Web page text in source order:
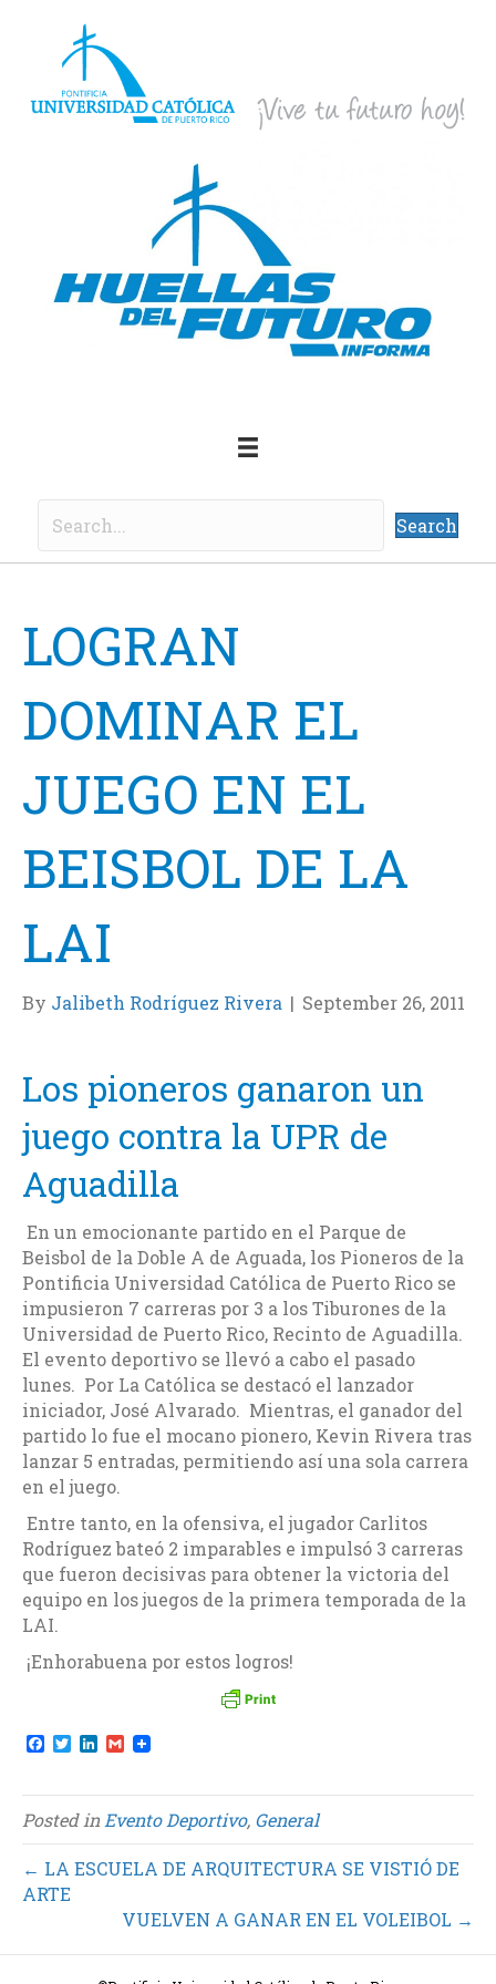
Search
LOGRAN
DOMINAR EL
JUEGO EN EL
BEISBOL DE LA
LAI
By Jalibeth Rodríguez Rivera | September 26, 2011
Los pioneros ganaron un
juego contra la UPR de
Aguadilla
En un emocionante partido en el Parque de
Beisbol de la Doble A de Aguada, los Pioneros de la
Pontificia Universidad Católica de Puerto Rico se
impusieron 7 carreras por 3 a los Tiburones de la
Universidad de Puerto Rico, Recinto de Aguadilla.
El evento deportivo se llevó a cabo el pasado
lunes. Por La Católica se destacó el lanzador
iniciador, José Alvarado. Mientras, el ganador del
partido lo fue el mocano pionero, Kevin Rivera tras
lanzar 5 entradas, permitiendo así una sola carrera
en el juego.
Entre tanto, en la ofensiva, el jugador Carlitos
Rodríguez bateó 2 imparables e impulsó 3 carreras
que fueron decisivas para obtener la victoria del
equipo en los juegos de la primera temporada de la
LAI.
¡Enhorabuena por estos logros!
F
e
b
o
o
k
T
t
t
e
r
L
k
e
d
I
n
G
i
l
Posted inEvento Deportivo, General
← LA ESCUELA DE ARQUITECTURA SE VISTIÓ DE
ARTE
VUELVEN A GANAR EN EL VOLEIBOL →